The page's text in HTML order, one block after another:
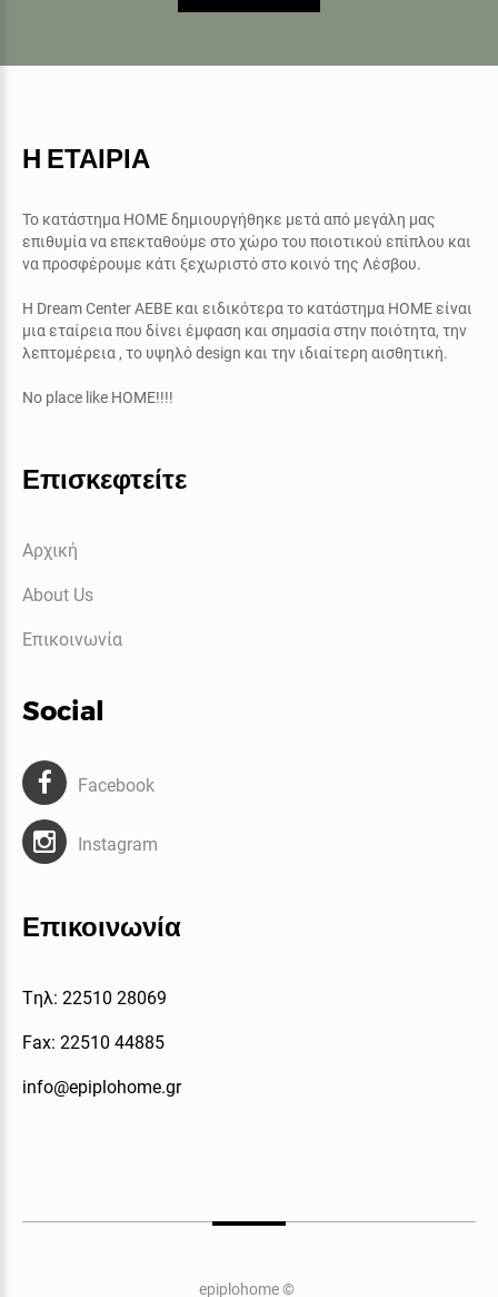
Η ΕΤΑΙΡΙΑ
Το κατάστημα ΗΟΜΕ δημιουργήθηκε μετά από μεγάλη μας
επιθυμία να επεκταθούμε στο χώρο του ποιοτικού επίπλου και
να προσφέρουμε κάτι ξεχωριστό στο κοινό της Λέσβου.
Η Dream Center AEBE και ειδικότερα το κατάστημα ΗΟΜΕείναι
μια εταίρεια που δίνει έμφαση και σημασία στην ποιότητα, την
λεπτομέρεια , το υψηλόdesign και την ιδιαίτερη αισθητική.
No place like HOME!!!!
Επισκεφτείτε
Αρχική
About Us
Επικοινωνία
Social
Facebook
Instagram
Επικοινωνία
Tηλ: 22510 28069
Fax: 22510 44885
info@epiplohome.gr
epiplohome©